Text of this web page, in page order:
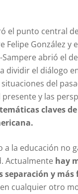
el punto central
Felipe González y
abrió el
dividir el diálogo
del
y las
temáticas claves
a la educación no
Actualmente hay
separación y más
cualquier otro